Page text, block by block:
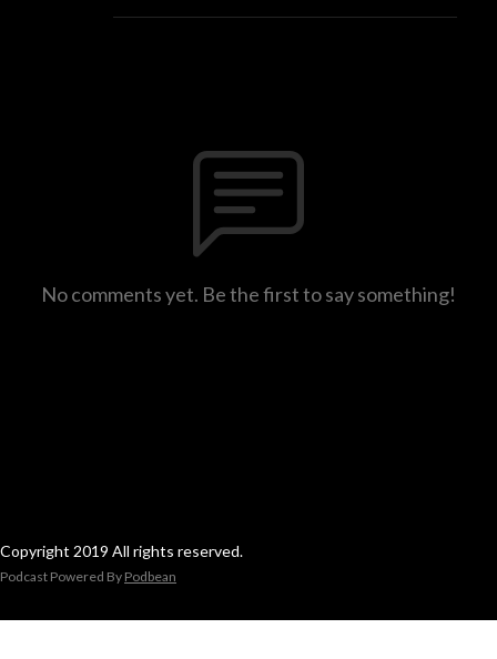
No comments yet. Be the first to say something!
Copyright 2019 All rights reserved.
Podcast Powered By Podbean